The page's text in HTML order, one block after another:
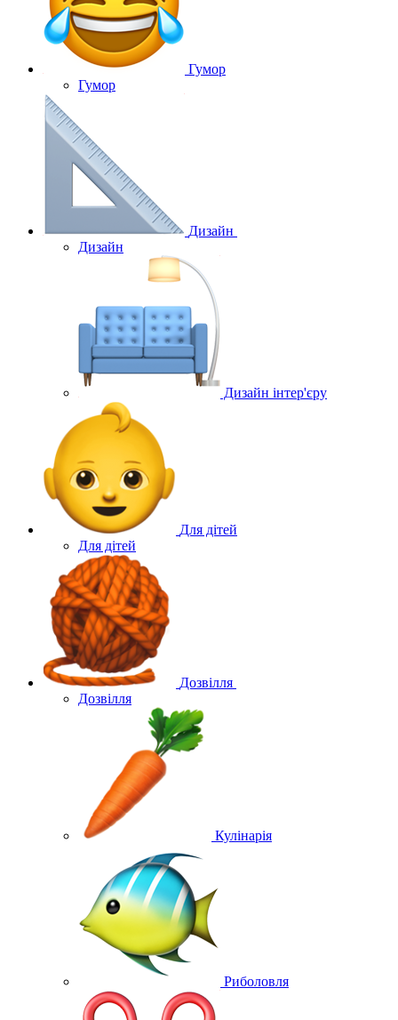
Гумор
Гумор
Дизайн
Дизайн
Дизайн інтер'єру
Для дітей
Для дітей
Дозвілля
Дозвілля
Кулінарія
Риболовля